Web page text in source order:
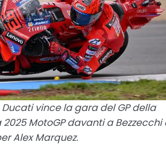
vince la gara del GP della
MotoGP davanti a Bezzecchi
Alex Marquez.